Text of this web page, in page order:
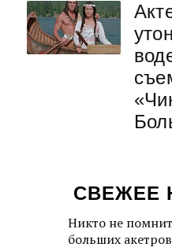
СВЕЖЕЕ
Никто не
больших